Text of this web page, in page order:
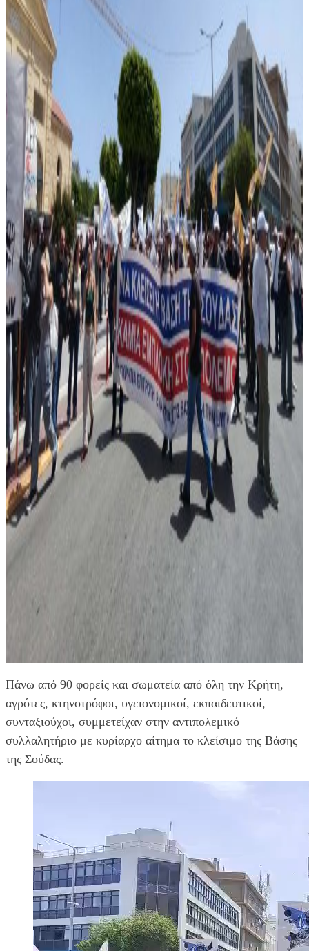
Πάνω από 90 φορείς και σωματεία από όλη την Κρήτη,
αγρότες, κτηνοτρόφοι, υγειονομικοί, εκπαιδευτικοί,
συνταξιούχοι, συμμετείχαν στην αντιπολεμικό
συλλαλητήριο με κυρίαρχο αίτημα το κλείσιμο της Βάσης
της Σούδας.